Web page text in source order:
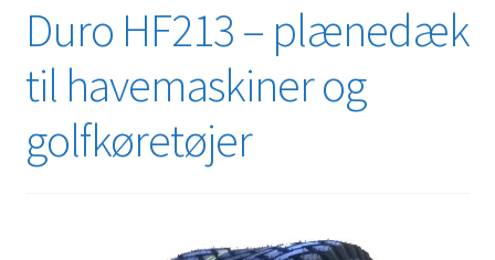
Duro HF213 – plænedæk
til havemaskiner og
golfkøretøjer